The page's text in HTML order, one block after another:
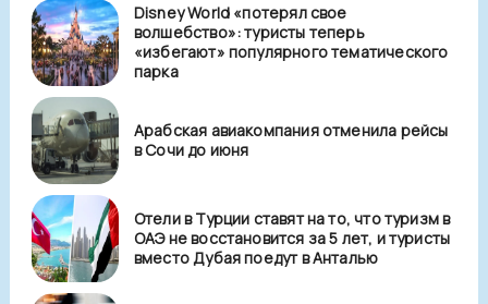
Disney World «потерял свое
волшебство»: туристы теперь
«избегают» популярного тематического
парка
Арабская авиакомпания отменила рейсы
в Сочи до июня
Отели в Турции ставят на то, что туризм в
ОАЭ не восстановится за 5 лет, и туристы
вместо Дубая поедут в Анталью